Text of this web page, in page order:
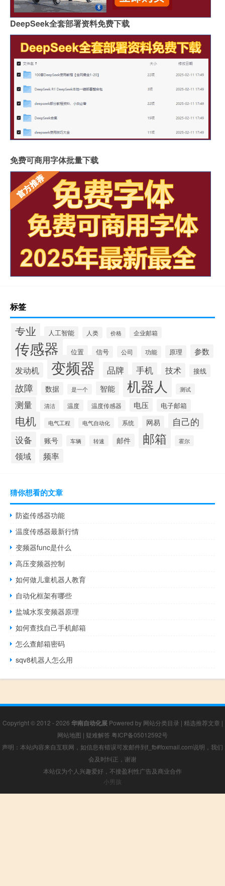
DeepSeek全套部署资料免费下载
免费可商用字体批量下载
标签
专业 人工智能 人类 价格 企业邮箱
传感器 位置 信号 公司 功能 原理 参数
发动机 变频器 品牌 手机 技术 接线
故障 数据 是一个 智能 机器人 测试
测量 清洁 温度 温度传感器 电压 电子邮箱
电机 电气工程 电气自动化 系统 网易 自己的
设备 账号 车辆 转速 邮件 邮箱 霍尔
领域 频率
猜你想看的文章
防盗传感器功能
温度传感器最新行情
变频器func是什么
高压变频器控制
如何做儿童机器人教育
自动化框架有哪些
盐城水泵变频器原理
如何查找自己手机邮箱
怎么查邮箱密码
sqv8机器人怎么用
Copyright © 2012 - 2026 华南自动化展Powered by 网站分类目录 | 精选推荐文章 |
网站地图 | 疑难解答 粤ICP备05012592号
声明：本站内容来自互联网，如信息有错误可发邮件到f_fb#foxmail.com说明，我们
会及时纠正，谢谢
本站仅为个人兴趣爱好，不接盈利性广告及商业合作
小男孩